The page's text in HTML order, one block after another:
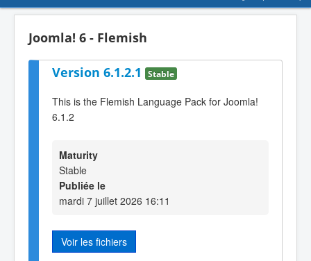
Joomla! 6 - Flemish
Version 6.1.2.1 Stable
This is the Flemish Language Pack for Joomla!
6.1.2
Maturity
Stable
Publiée le
mardi 7 juillet 2026 16:11
Voir les fichiers